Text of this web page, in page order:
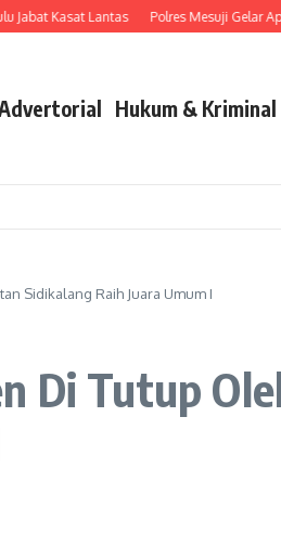
Kasat Lantas Polres Mesuji Gelar Apel
Hukum & Kriminal
Sidikalang Raih Juara Umum I
Di Tutup